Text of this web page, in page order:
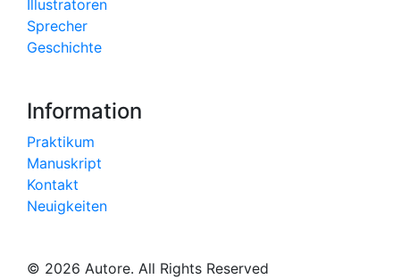
Illustratoren
Sprecher
Geschichte
Information
Praktikum
Manuskript
Kontakt
Neuigkeiten
© 2026 Autore. All Rights Reserved